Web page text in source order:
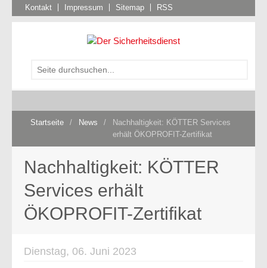
Kontakt Impressum Sitemap RSS
Startseite / News /
Nachhaltigkeit: KÖTTER Services
erhält ÖKOPROFIT-Zertifikat
Nachhaltigkeit: KÖTTER
Services erhält
ÖKOPROFIT-Zertifikat
Dienstag, 06. Juni 2023